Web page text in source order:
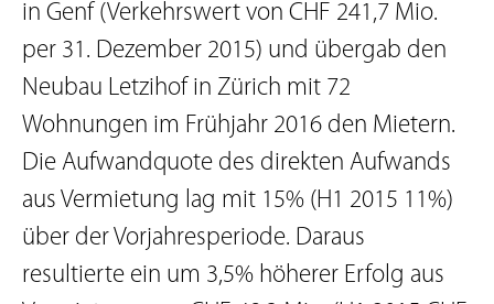
in Genf (Verkehrswert von CHF 241,7 Mio.
per 31. Dezember 2015) und übergab den
Neubau Letzihof in Zürich mit 72
Wohnungen im Frühjahr 2016 den Mietern.
Die Aufwandquote des direkten Aufwands
aus Vermietung lag mit 15% (H1 2015 11%)
über der Vorjahresperiode. Daraus
resultierte ein um 3,5% höherer Erfolg aus